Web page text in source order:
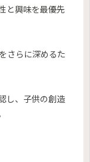
と興味を最優先
さらに深めるた
し、子供の創造